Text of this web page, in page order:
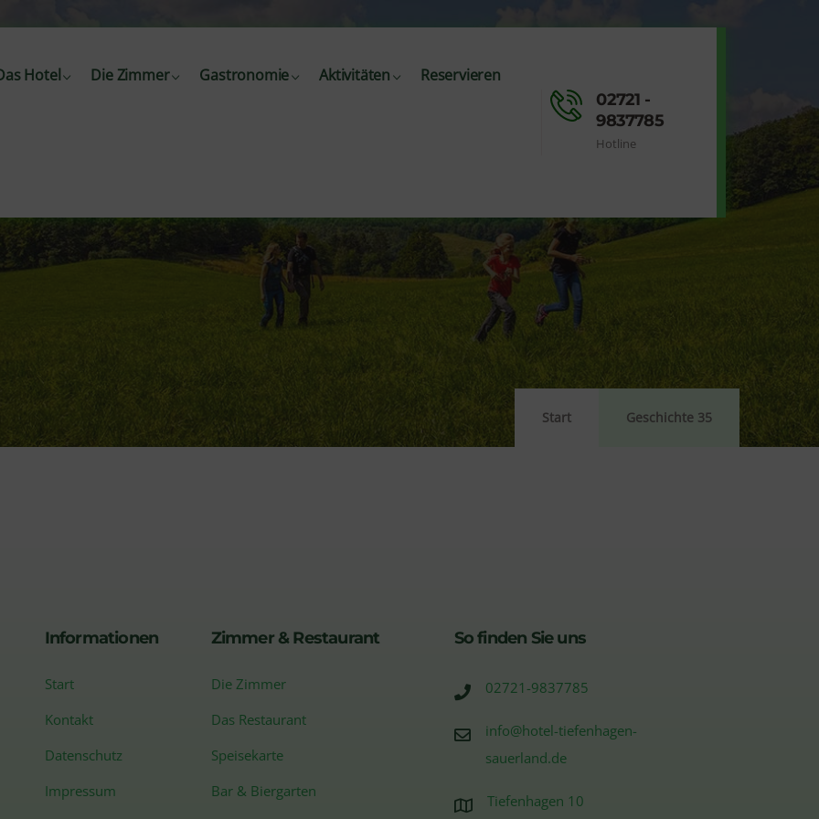
Hotel Die Zimmer Gastronomie Aktivitäten Reservieren
02721 -
9837785
Hotline
Start Geschichte 35
Informationen
Start
Kontakt
Datenschutz
Impressum
Zimmer & Restaurant
Die Zimmer
Das Restaurant
Speisekarte
Bar & Biergarten
So finden Sie uns
02721-9837785
info@hotel-tiefenhagen-
sauerland.de
Tiefenhagen 10